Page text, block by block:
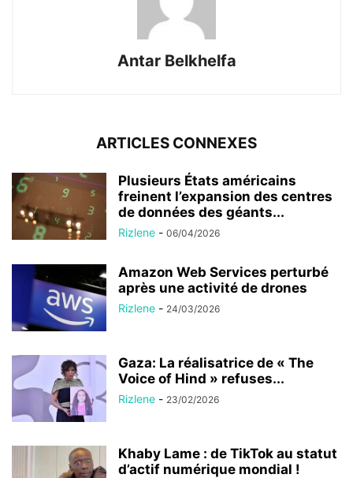
Antar Belkhelfa
ARTICLES CONNEXES
Plusieurs États américains
freinent l’expansion des centres
de données des géants...
Rizlene - 06/04/2026
Amazon Web Services perturbé
après une activité de drones
Rizlene - 24/03/2026
Gaza: La réalisatrice de « The
Voice of Hind » refuses...
Rizlene - 23/02/2026
Khaby Lame : de TikTok au statut
d’actif numérique mondial !